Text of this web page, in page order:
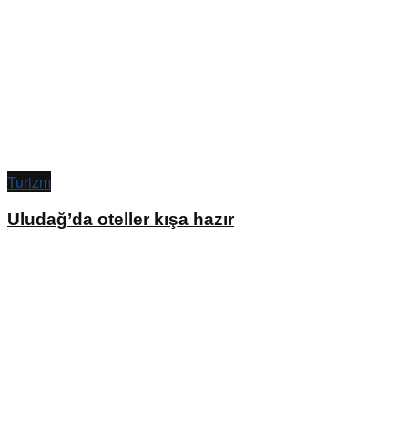
Turizm
Uludağ’da oteller kışa hazır